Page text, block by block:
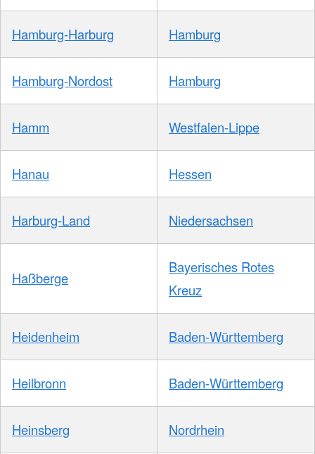
Hamburg-Harburg Hamburg
Hamburg-Nordost Hamburg
Hamm Westfalen-Lippe
Hanau Hessen
Harburg-Land Niedersachsen
Haßberge
Bayerisches Rotes
Kreuz
Heidenheim Baden-Württemberg
Heilbronn Baden-Württemberg
Heinsberg Nordrhein